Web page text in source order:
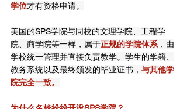
学位才有资格申请。
美国的SPS学院与同校的文理学院、工程学
院、商学院等一样，属于正规的学院体系 ，由
学校统一管理并直接负责教学。学生的学籍、
教务系统以及最终颁发的毕业证书， 与其他学
院完全一致。